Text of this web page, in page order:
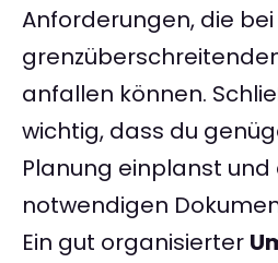
Anforderungen, die bei
anfallen können.
wichtig, dass du
Planung einplanst und
notwendigen
Ein gut organisierter